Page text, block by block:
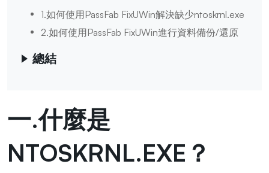
1.如何使用PassFab FixUWin解決缺少ntoskrnl.exe
2.如何使用PassFab FixUWin進行資料備份/還原
總結
一.什麼是
NTOSKRNL.EXE？